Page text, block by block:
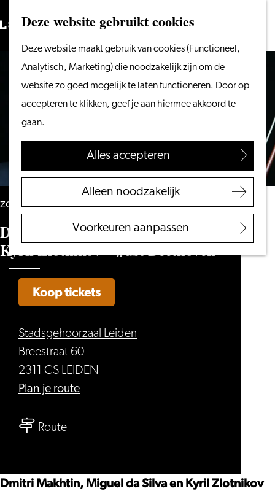
Deze website gebruikt cookies
Deze website maakt gebruik van cookies (Functioneel,
Analytisch, Marketing) die noodzakelijk zijn om de
website zo goed mogelijk te laten functioneren. Door op
accepteren te klikken, geef je aan hiermee akkoord te
gaan.
Alles accepteren
Alleen noodzakelijk
Voorkeuren aanpassen
naar
homepage
Menu
ZoekenVanaf het water
wandelen
Winkelen
Eten & drinken
Met kinderen
VVV Leiden
Bereikbaarheid
Regio Leiden
Zoeken
zondag 23 mei 2027
Dmitri Makthin, Miguel da Silva &
Kyril Zlotnikov – Just Beethoven
Stadsgehoorzaal Leiden
Breestraat 60
2311 CS LEIDEN
Plan je routenaar
Silva
Routenaar
Miguel
Koop tickets
Dmitri Makhtin, Miguel da Silva en Kyril Zlotnikov